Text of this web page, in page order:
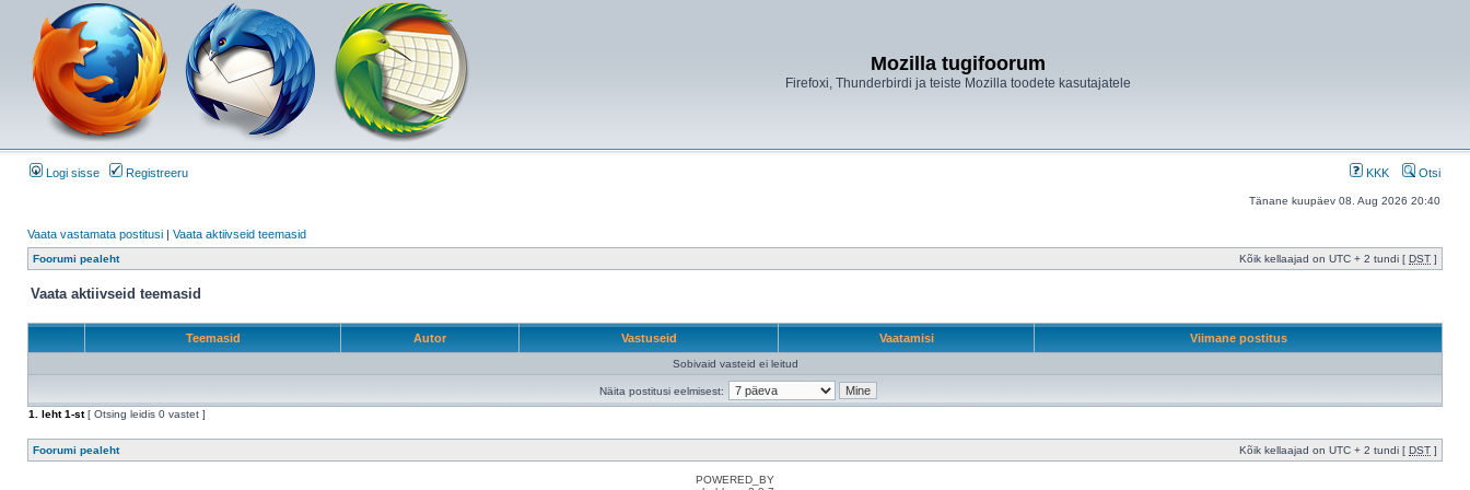
Mozilla tugifoorum
Firefoxi, Thunderbirdi ja teiste Mozilla toodete kasutajatele
Logi sisse Registreeru KKK Otsi
Tänane kuupäev 08. Aug 2026 20:40
Vaata vastamata postitusi | Vaata aktiivseid teemasid
Foorumi pealeht Kõik kellaajad on UTC + 2 tundi [ DST ]
Vaata aktiivseid teemasid
Teemasid Autor Vastuseid Vaatamisi Viimane postitus
Sobivaid vasteid ei leitud
Näita postitusi eelmisest:
1
. leht1-st[ Otsing leidis 0 vastet ]
Foorumi pealeht Kõik kellaajad on UTC + 2 tundi [ DST ]
POWERED_BY